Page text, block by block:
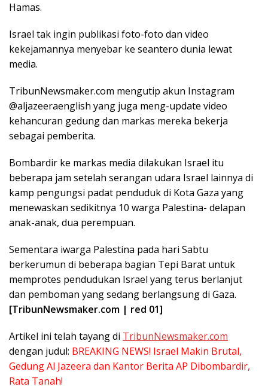
Hamas.
Israel tak ingin publikasi foto-foto dan video
kekejamannya menyebar ke seantero dunia lewat
media.
TribunNewsmaker.com mengutip akun Instagram
@aljazeeraenglish yang juga meng-update video
kehancuran gedung dan markas mereka bekerja
sebagai pemberita.
Bombardir ke markas media dilakukan Israel itu
beberapa jam setelah serangan udara Israel lainnya di
kamp pengungsi padat penduduk di Kota Gaza yang
menewaskan sedikitnya 10 warga Palestina- delapan
anak-anak, dua perempuan.
Sementara iwarga Palestina pada hari Sabtu
berkerumun di beberapa bagian Tepi Barat untuk
memprotes pendudukan Israel yang terus berlanjut
dan pemboman yang sedang berlangsung di Gaza.
[TribunNewsmaker.com | red 01]
Artikel ini telah tayang di TribunNewsmaker.com
dengan judul: BREAKING NEWS! Israel Makin Brutal,
Gedung Al Jazeera dan Kantor Berita AP Dibombardir,
Rata Tanah!